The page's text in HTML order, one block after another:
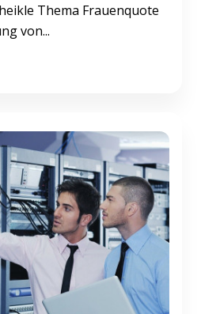
Thema Frauenquote
von...